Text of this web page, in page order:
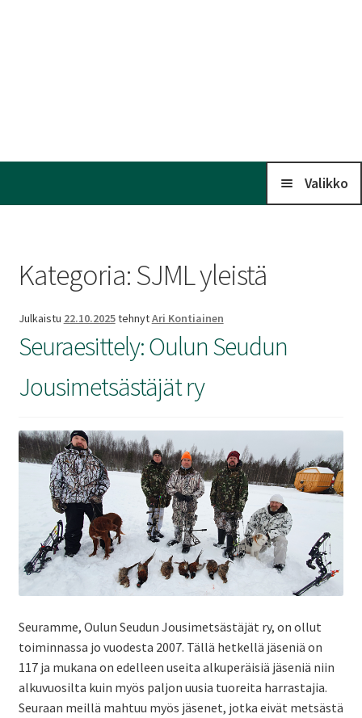
Valikko
Kalenteri
Liitto
Materiaali
Linkit
Jäsenyys
Palaute
Kategoria: SJML yleistä
Julkaistu 22.10.2025tehnytAri Kontiainen
Seuraesittely: Oulun Seudun
Jousimetsästäjät ry
Seuramme, Oulun Seudun Jousimetsästäjät ry, on ollut
toiminnassa jo vuodesta 2007. Tällä hetkellä jäseniä on
117 ja mukana on edelleen useita alkuperäisiä jäseniä niin
alkuvuosilta kuin myös paljon uusia tuoreita harrastajia.
Seuraan meillä mahtuu myös jäsenet, jotka eivät metsästä